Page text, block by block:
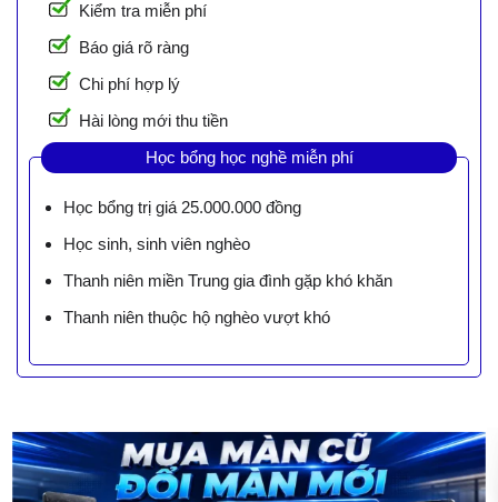
Kiểm tra miễn phí
Báo giá rõ ràng
Chi phí hợp lý
Hài lòng mới thu tiền
Học bổng học nghề miễn phí
Học bổng trị giá 25.000.000 đồng
Học sinh, sinh viên nghèo
Thanh niên miền Trung gia đình gặp khó khăn
Thanh niên thuộc hộ nghèo vượt khó